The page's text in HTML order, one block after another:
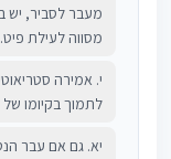
מעבר לסביר, יש
מסווה לעילת
י. אמירה
לתמוך בקיומו של
יא. גם אם עבר